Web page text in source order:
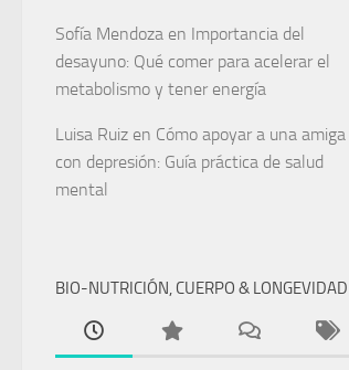
Sofía Mendoza en Importancia del
desayuno: Qué comer para acelerar el
metabolismo y tener energía
Luisa Ruiz en Cómo apoyar a una amiga
con depresión: Guía práctica de salud
mental
BIO-NUTRICIÓN, CUERPO & LONGEVIDAD